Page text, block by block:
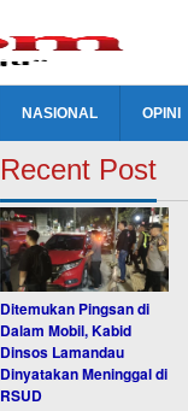
NASIONAL OPINI
Recent Post
Ditemukan Pingsan di
Dalam Mobil, Kabid
Dinsos Lamandau
Dinyatakan Meninggal di
RSUD